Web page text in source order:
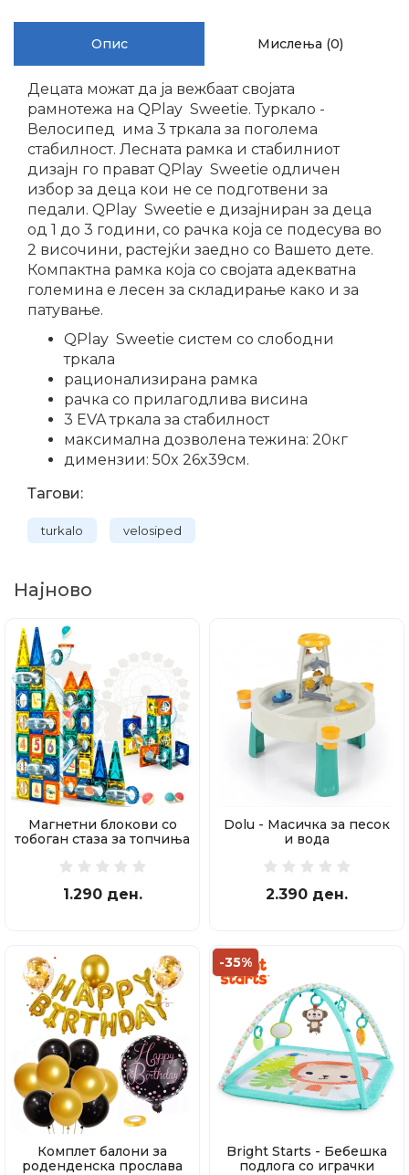
Опис Мислења (0)
Децата можат да ја вежбаат својата
рамнотежа на QPlay Sweetie. Туркало -
Велосипед има 3 тркала за поголема
стабилност. Лесната рамка и стабилниот
дизајн го прават QPlay Sweetie одличен
избор за деца кои не се подготвени за
педали. QPlay Sweetie е дизајниран за деца
од 1 до 3 години, со рачка која се подесува во
2 височини, растејќи заедно со Вашето дете.
Компактна рамка која со својата адекватна
големина е лесен за складирање како и за
патување.
QPlay Sweetie систем со слободни
тркала
рационализирана рамка
рачка со прилагодлива висина
3 EVA тркала за стабилност
максимална дозволена тежина: 20кг
димензии: 50x 26x39см.
Тагови:
turkalo velosiped
Најново
Магнетни блокови со
тобоган стаза за топчиња
1.290 ден.
Dolu - Масичка за песок
и вода
2.390 ден.
Комплет балони за
роденденска прослава
-35%
Bright Starts - Бебешка
подлога со играчки